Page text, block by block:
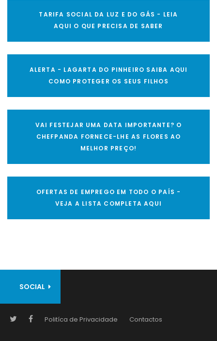
TARIFA SOCIAL DA LUZ E DO GÁS - LEIA
AQUI O QUE PRECISA DE SABER
ALERTA - LAGARTA DO PINHEIRO SAIBA AQUI
COMO PROTEGER OS SEUS FILHOS
VAI FESTEJAR UMA DATA IMPORTANTE? O
CHEFPANDA FORNECE-LHE AS FLORES AO
MELHOR PREÇO!
OFERTAS DE EMPREGO EM TODO O PAÍS -
VEJA A LISTA COMPLETA AQUI
SOCIAL
Politíca de Privacidade Contactos